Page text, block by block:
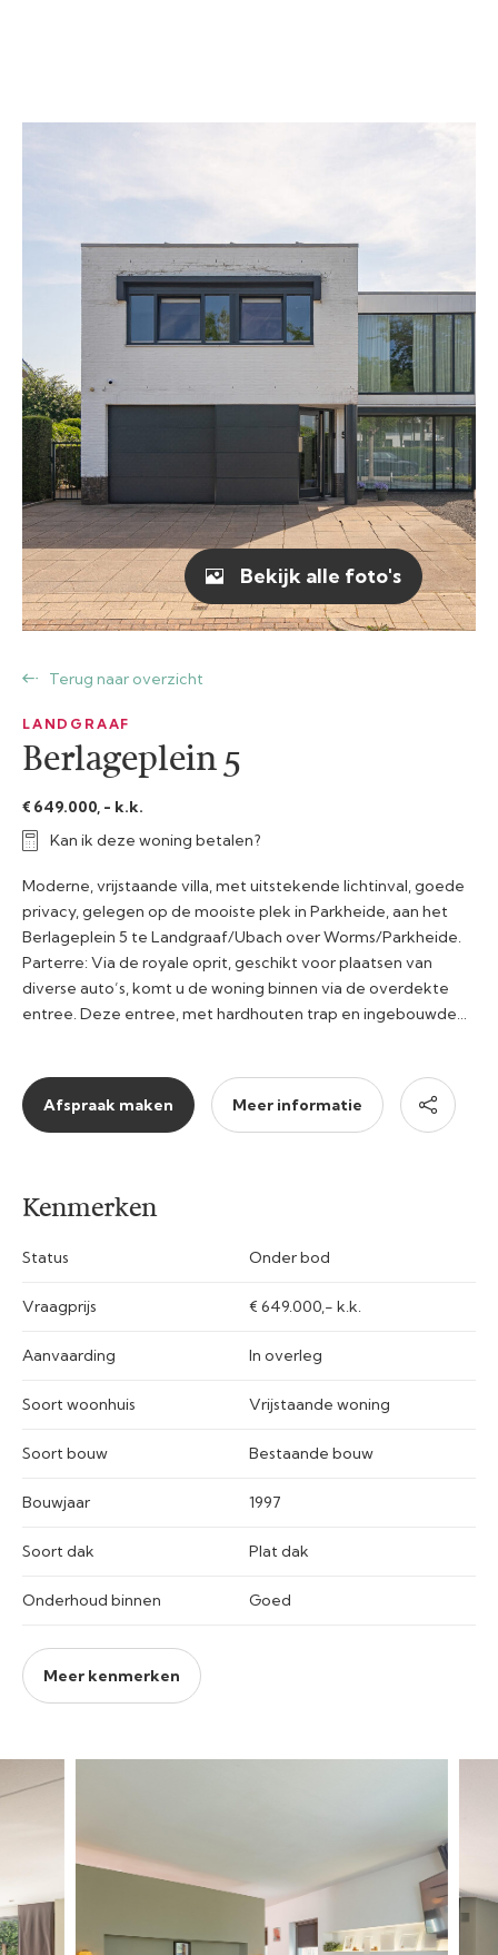
Terug naar overzicht
LANDGRAAF
Berlageplein 5
€ 649.000, - k.k.
Kan ik deze woning betalen?
Moderne, vrijstaande villa, met uitstekende lichtinval, goede
privacy, gelegen op de mooiste plek in Parkheide, aan het
Berlageplein 5 te Landgraaf/Ubach over Worms/Parkheide.
Parterre: Via de royale oprit, geschikt voor plaatsen van
diverse auto’s, komt u de woning binnen via de overdekte
entree. Deze entree, met hardhouten trap en ingebouwde…
Afspraak maken Meer informatie
Bekijk alle foto's
Kenmerken
Status Onder bod
Vraagprijs € 649.000,- k.k.
Aanvaarding In overleg
Soort woonhuis Vrijstaande woning
Soort bouw Bestaande bouw
Bouwjaar 1997
Soort dak Plat dak
Onderhoud binnen Goed
Meer kenmerken